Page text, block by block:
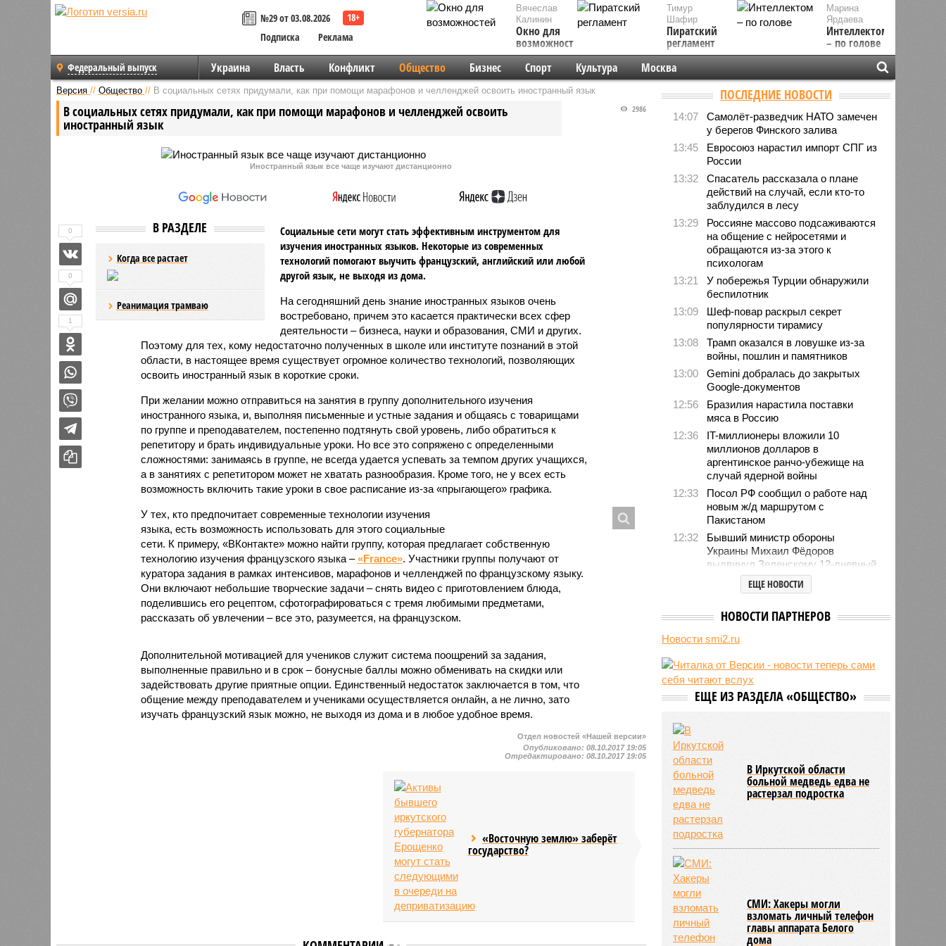
№29 от 03.08.2026
Подписка
Реклама
Вячеслав
Калинин
Окно для
возможностей
Марина
Ярдаева
Интеллектом
– по голове
Тимур
Шафир
Пиратский
регламент
Федеральный выпуск Украина Власть Конфликт Общество Бизнес Спорт Культура Москва
Версия // Общество // В социальных сетях придумали, как при помощи марафонов и челленджей освоить иностранный язык
В социальных сетях придумали, как при помощи марафонов и челленджей освоить
иностранный язык
2986
Иностранный язык все чаще изучают дистанционно
В РАЗДЕЛЕ
Когда все растает
Реанимация трамваю
Социальные сети могут стать эффективным инструментом для
изучения иностранных языков. Некоторые из современных
технологий помогают выучить французский, английский или любой
другой язык, не выходя из дома.
На сегодняшний день знание иностранных языков очень
востребовано, причем это касается практически всех сфер
деятельности – бизнеса, науки и образования, СМИ и других.
Поэтому для тех, кому недостаточно полученных в школе или институте познаний в этой
области, в настоящее время существует огромное количество технологий, позволяющих
освоить иностранный язык в короткие сроки.
При желании можно отправиться на занятия в группу дополнительного изучения
иностранного языка, и, выполняя письменные и устные задания и общаясь с товарищами
по группе и преподавателем, постепенно подтянуть свой уровень, либо обратиться к
репетитору и брать индивидуальные уроки. Но все это сопряжено с определенными
сложностями: занимаясь в группе, не всегда удается успевать за темпом других учащихся,
а в занятиях с репетитором может не хватать разнообразия. Кроме того, не у всех есть
возможность включить такие уроки в свое расписание из-за «прыгающего» графика.
У тех, кто предпочитает современные технологии изучения
языка, есть возможность использовать для этого социальные
сети. К примеру, «ВКонтакте» можно найти группу, которая предлагает собственную
технологию изучения французского языка –«France». Участники группы получают от
куратора задания в рамках интенсивов, марафонов и челленджей по французскому языку.
Они включают небольшие творческие задачи – снять видео с приготовлением блюда,
поделившись его рецептом, сфотографироваться с тремя любимыми предметами,
рассказать об увлечении – все это, разумеется, на французском.
Дополнительной мотивацией для учеников служит система поощрений за задания,
выполненные правильно и в срок – бонусные баллы можно обменивать на скидки или
задействовать другие приятные опции. Единственный недостаток заключается в том, что
общение между преподавателем и учениками осуществляется онлайн, а не лично, зато
изучать французский язык можно, не выходя из дома и в любое удобное время.
0
0
1
Отдел новостей «Нашей версии»
Опубликовано:08.10.2017 19:05
Отредактировано:08.10.2017 19:05
«Восточную землю» заберёт
государство?
ПОСЛЕДНИЕ НОВОСТИ
14:07
Самолёт-разведчик НАТО замечен
у берегов Финского залива
13:45
Евросоюз нарастил импорт СПГ из
России
13:32
Спасатель рассказала о плане
действий на случай, если кто-то
заблудился в лесу
13:29
Россияне массово подсаживаются
на общение с нейросетями и
обращаются из-за этого к
психологам
13:21
У побережья Турции обнаружили
беспилотник
13:09
Шеф-повар раскрыл секрет
популярности тирамису
13:08
Трамп оказался в ловушке из-за
войны, пошлин и памятников
13:00
Gemini добралась до закрытых
Google-документов
12:56
Бразилия нарастила поставки
мяса в Россию
12:36
IT-миллионеры вложили 10
миллионов долларов в
аргентинское ранчо-убежище на
случай ядерной войны
12:33
Посол РФ сообщил о работе над
новым ж/д маршрутом с
Пакистаном
12:32
Бывший министр обороны
Украины Михаил Фёдоров
выдвинул Зеленскому 12-дневный
ультиматум
Удары США лишь замедлили
блогер передумал из-за реакции
11:43
Итальянские аграрии забили
тревогу из-за засухи
ЕЩЕ НОВОСТИ
НОВОСТИ ПАРТНЕРОВ
Новости smi2.ru
ЕЩЕ ИЗ РАЗДЕЛА «ОБЩЕСТВО»
В Иркутской области
больной медведь едва не
растерзал подростка
СМИ: Хакеры могли
взломать личный телефон
главы аппарата Белого
дома